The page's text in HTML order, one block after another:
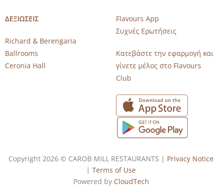
ΔΕΞΙΩΣΕΙΣ
Richard & Berengaria
Ballrooms
Ceronia Hall
Flavours App
Συχνές Ερωτήσεις
Κατεβάστε την εφαρμογή και
γίνετε μέλος στο Flavours
Club
Copyright 2026 © CAROB MILL RESTAURANTS | Privacy Notice
| Terms of Use
Powered by CloudTech